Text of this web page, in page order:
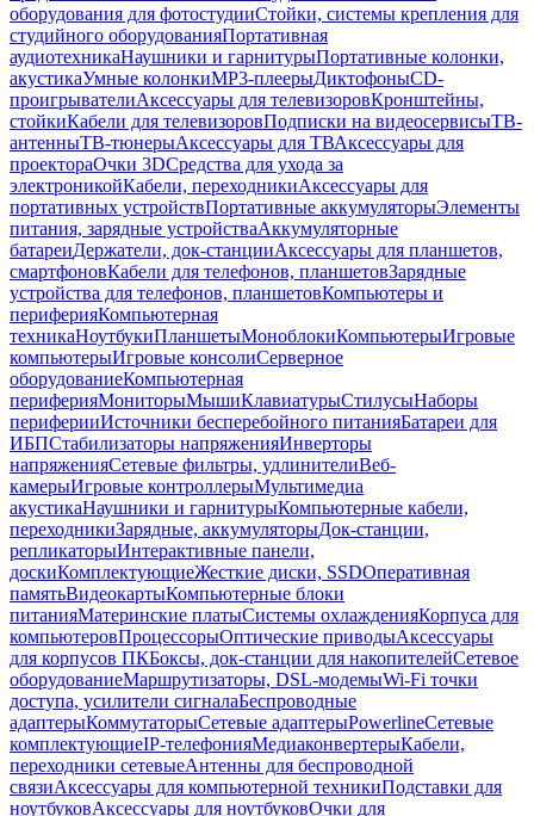
оборудования для фотостудииСтойки, системы крепления для
студийного оборудованияПортативная
аудиотехникаНаушники и гарнитурыПортативные колонки,
акустикаУмные колонкиMP3-плеерыДиктофоныCD-
проигрывателиАксессуары для телевизоровКронштейны,
стойкиКабели для телевизоровПодписки на видеосервисыТВ-
антенныТВ-тюнерыАксессуары для ТВАксессуары для
проектораОчки 3DСредства для ухода за
электроникойКабели, переходникиАксессуары для
портативных устройствПортативные аккумуляторыЭлементы
питания, зарядные устройстваАккумуляторные
батареиДержатели, док-станцииАксессуары для планшетов,
смартфоновКабели для телефонов, планшетовЗарядные
устройства для телефонов, планшетовКомпьютеры и
периферияКомпьютерная
техникаНоутбукиПланшетыМоноблокиКомпьютерыИгровые
компьютерыИгровые консолиСерверное
оборудованиеКомпьютерная
периферияМониторыМышиКлавиатурыСтилусыНаборы
периферииИсточники бесперебойного питанияБатареи для
ИБПСтабилизаторы напряженияИнверторы
напряженияСетевые фильтры, удлинителиВеб-
камерыИгровые контроллерыМультимедиа
акустикаНаушники и гарнитурыКомпьютерные кабели,
переходникиЗарядные, аккумуляторыДок-станции,
репликаторыИнтерактивные панели,
доскиКомплектующиеЖесткие диски, SSDОперативная
памятьВидеокартыКомпьютерные блоки
питанияМатеринские платыСистемы охлажденияКорпуса для
компьютеровПроцессорыОптические приводыАксессуары
для корпусов ПКБоксы, док-станции для накопителейСетевое
оборудованиеМаршрутизаторы, DSL-модемыWi-Fi точки
доступа, усилители сигналаБеспроводные
адаптерыКоммутаторыСетевые адаптерыPowerlineСетевые
комплектующиеIP-телефонияМедиаконвертерыКабели,
переходники сетевыеАнтенны для беспроводной
связиАксессуары для компьютерной техникиПодставки для
ноутбуковАксессуары для ноутбуковОчки для